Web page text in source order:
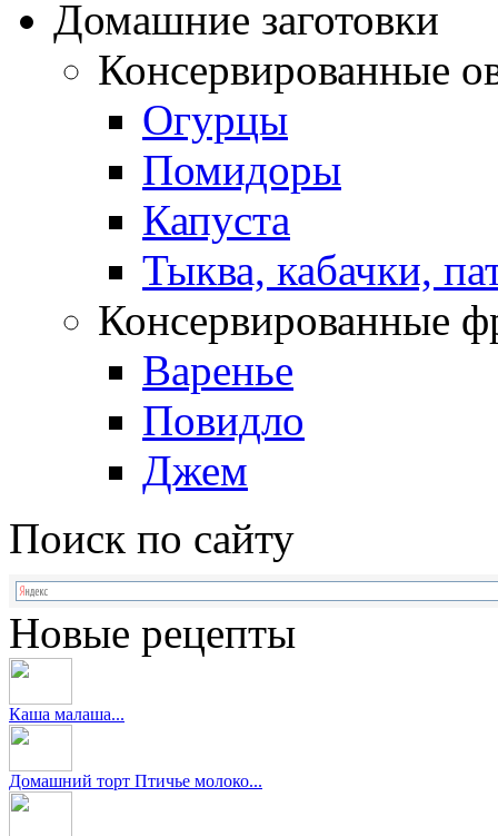
Домашние заготовки
Консервированные
Огурцы
Помидоры
Капуста
Тыква, кабачки,
Консервированные
Варенье
Повидло
Джем
Поиск по сайту
Новые рецепты
Каша малаша...
Домашний торт Птичье молоко...